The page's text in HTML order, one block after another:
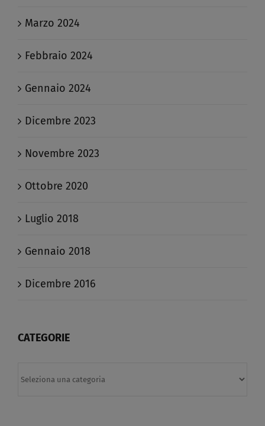
Marzo 2024
Febbraio 2024
Gennaio 2024
Dicembre 2023
Novembre 2023
Ottobre 2020
Luglio 2018
Gennaio 2018
Dicembre 2016
CATEGORIE